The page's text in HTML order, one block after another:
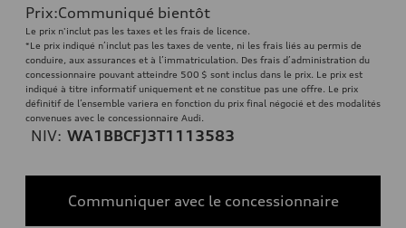
Prix:Communiqué bientôt
Le prix n'inclut pas les taxes et les frais de licence.
*Le prix indiqué n’inclut pas les taxes de vente, ni les frais liés au permis de
conduire, aux assurances et à l’immatriculation. Des frais d’administration du
concessionnaire pouvant atteindre 500 $ sont inclus dans le prix. Le prix est
indiqué à titre informatif uniquement et ne constitue pas une offre. Le prix
définitif de l’ensemble variera en fonction du prix final négocié et des modalités
convenues avec le concessionnaire Audi.
NIV: WA1BBCFJ3T1113583
Communiquer avec le concessionnaire